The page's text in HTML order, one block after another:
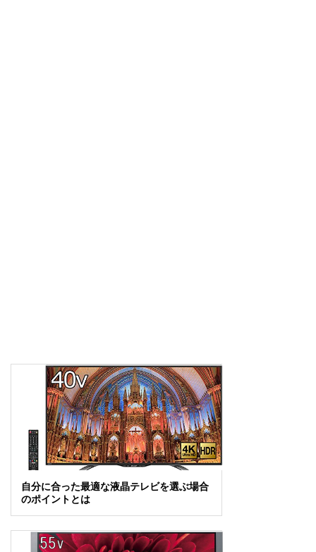
自分に合った最適な液晶テレビを選ぶ場合
のポイントとは